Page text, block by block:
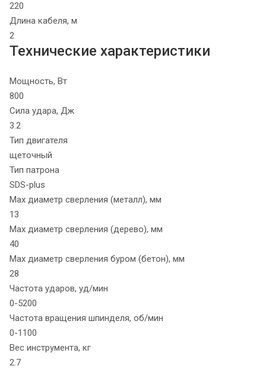
220
Длина кабеля, м
2
Технические характеристики
Мощность, Вт
800
Сила удара, Дж
3.2
Тип двигателя
щеточный
Тип патрона
SDS-plus
Max диаметр сверления (металл), мм
13
Max диаметр сверления (дерево), мм
40
Max диаметр сверления буром (бетон), мм
28
Частота ударов, уд/мин
0-5200
Частота вращения шпинделя, об/мин
0-1100
Вес инструмента, кг
2.7